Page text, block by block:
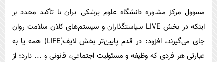
مسوول مرکز مشاوره دانشگاه علوم پزشکی ایران با تأکید مجدد بر
اینکه در بخش LIVE سیاستگذاران و سیستم‌های کلان سلامت روان
جای می‌گیرند، افزود: در قدم پایین‌تر بخش لایف(LIFE) همه یا به‌
عبارتی هر فردی که وظیفه و مسئولیت اجتماعی، قانونی و ... دارد؛ از